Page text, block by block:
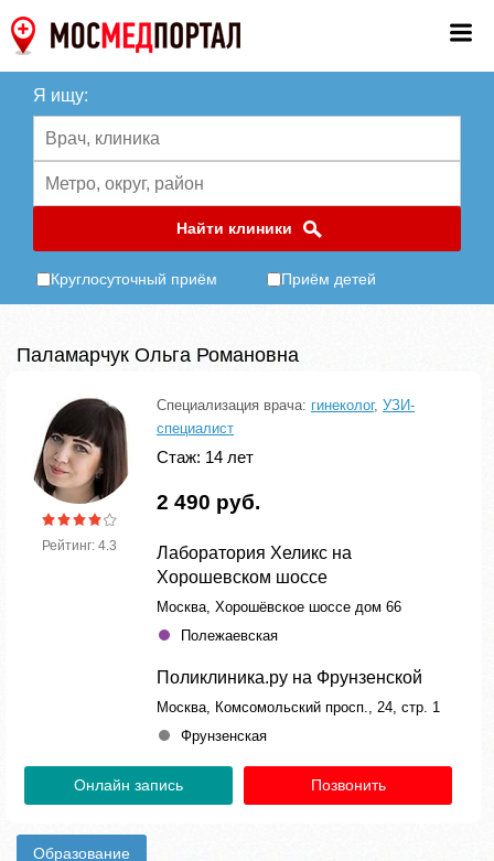
Я ищу:
Найти клиники
Круглосуточный приём Приём детей
Паламарчук Ольга Романовна
Рейтинг: 4.3
Специализация врача: гинеколог, УЗИ-
специалист
Стаж: 14 лет
2 490 руб.
Лаборатория Хеликс на
Хорошевском шоссе
Москва, Хорошёвское шоссе дом 66
Полежаевская
Поликлиника.ру на Фрунзенской
Москва, Комсомольский просп., 24, стр. 1
Фрунзенская
Онлайн запись Позвонить
Образование